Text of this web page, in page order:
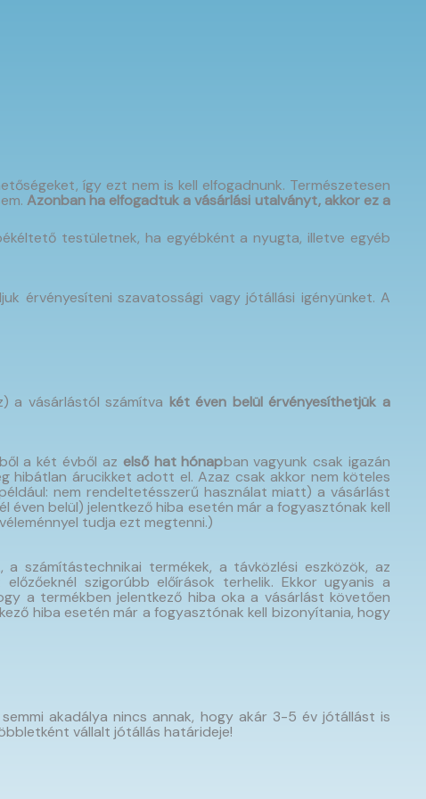
így ezt nem is kell elfogadnunk. Természetesen
Azonban ha elfogadtuk a vásárlási utalványt, akkor ez a
testületnek, ha egyébként a nyugta, illetve egyéb
érvényesíteni szavatossági vagy jótállási igényünket. A
a vásárlástól számítva két éven belül érvényesíthetjük a
a két évből az első hat hónapban vagyunk csak igazán
hibátlan árucikket adott el. Azaz csak akkor nem köteles
nem rendeltetésszerű használat miatt) a vásárlást
belül) jelentkező hiba esetén már a fogyasztónak kell
tudja ezt megtenni.)
számítástechnikai termékek, a távközlési eszközök, az
szigorúbb előírások terhelik. Ekkor ugyanis a
a termékben jelentkező hiba oka a vásárlást követően
hiba esetén már a fogyasztónak kell bizonyítania, hogy
akadálya nincs annak, hogy akár 3-5 év jótállást is
vállalt jótállás határideje!